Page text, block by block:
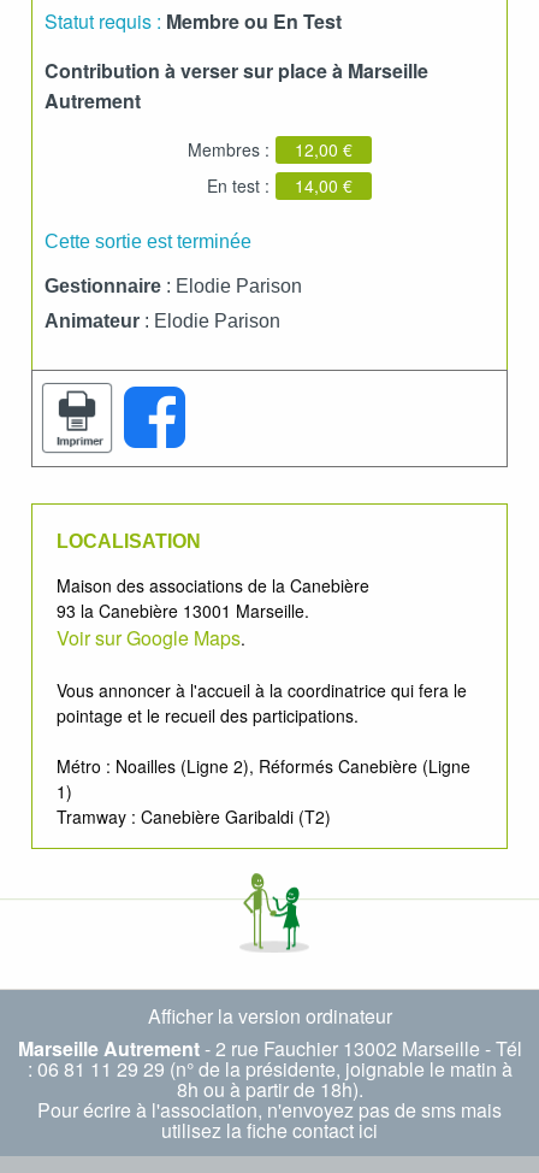
Statut requis : Membre ou En Test
Contribution à verser sur place à Marseille
Autrement
Membres :
12,00 €
En test :
14,00 €
Cette sortie est terminée
Gestionnaire : Elodie Parison
Animateur : Elodie Parison
LOCALISATION
Maison des associations de la Canebière
93 la Canebière 13001 Marseille.
Voir sur Google Maps.
Vous annoncer à l'accueil à la coordinatrice qui fera le
pointage et le recueil des participations.
Métro : Noailles (Ligne 2), Réformés Canebière (Ligne
1)
Tramway : Canebière Garibaldi (T2)
Afficher la version ordinateur
Marseille Autrement- 2 rue Fauchier 13002 Marseille - Tél
: 06 81 11 29 29 (n° de la présidente, joignable le matin à
8h ou à partir de 18h).
Pour écrire à l'association, n'envoyez pas de sms mais
utilisez la fiche contact ici